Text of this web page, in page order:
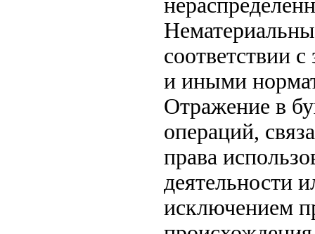
соответствии
и иными
Отражение в
операций,
права
деятельности
исключением